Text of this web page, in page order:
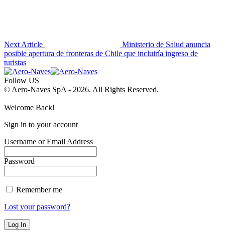
Next Article
Ministerio de Salud anuncia
posible apertura de fronteras de Chile que incluiría ingreso de
turistas
Follow US
© Aero-Naves SpA - 2026. All Rights Reserved.
Welcome Back!
Sign in to your account
Username or Email Address
Password
Remember me
Lost your password?